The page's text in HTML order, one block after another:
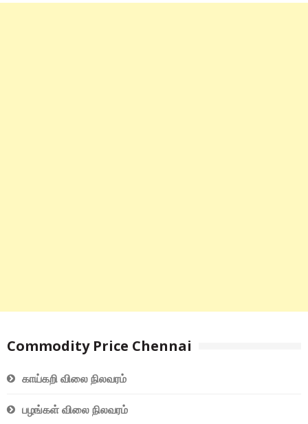
Commodity Price Chennai
காய்கறி விலை நிலவரம்
பழங்கள் விலை நிலவரம்